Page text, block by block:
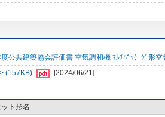
公共建築協会評価書 空気調和機 ﾏﾙﾁﾊﾟｯｹｰｼﾞ形
(157KB)
[2024/06/21]
ット形名